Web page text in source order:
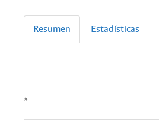
Resumen Estadísticas
*